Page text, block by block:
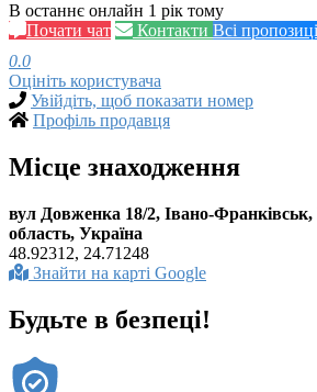
В останнє онлайн 1 рік тому
Почати чат
Контакти Всі
0.0
Оцініть користувача
Увійдіть, щоб показати номер
Профіль продавця
Місце знаходження
вул Довженка 18/2, Івано-Франківськ,
область, Україна
48.92312, 24.71248
Знайти на карті Google
Будьте в безпеці!